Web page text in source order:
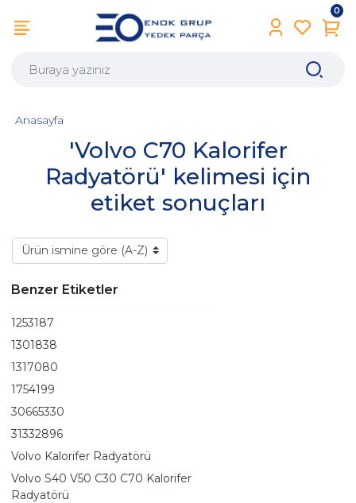
0
'Volvo C70 Kalorifer
Radyatörü' kelimesi için
etiket sonuçları
Anasayfa
Benzer Etiketler
1253187
1301838
1317080
1754199
30665330
31332896
Volvo Kalorifer Radyatörü
Volvo S40 V50 C30 C70 Kalorifer
Radyatörü